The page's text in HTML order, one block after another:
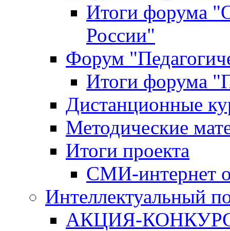
Итоги форума
России"
Форум
Итоги форума
Дистанционные
Методические
Итоги проекта
СМИ-интернет
Интеллектуальный
АКЦИЯ-